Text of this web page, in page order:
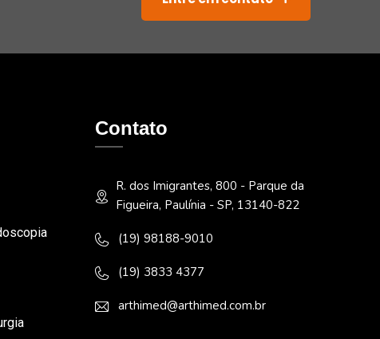
Contato
R. dos Imigrantes, 800 - Parque da
Figueira, Paulínia - SP, 13140-822
(19) 98188-9010
(19) 3833 4377
arthimed@arthimed.com.br